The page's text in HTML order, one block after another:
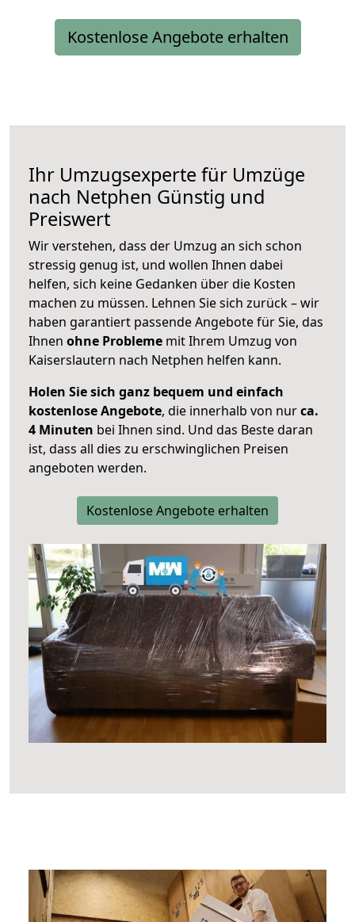
Kostenlose Angebote erhalten
Ihr Umzugsexperte für Umzüge
nach Netphen Günstig und
Preiswert
Wir verstehen, dass der Umzug an sich schon
stressig genug ist, und wollen Ihnen dabei
helfen, sich keine Gedanken über die Kosten
machen zu müssen. Lehnen Sie sich zurück – wir
haben garantiert passende Angebote für Sie, das
Ihnen ohne Probleme mit Ihrem Umzug von
Kaiserslautern nach Netphen helfen kann.
Holen Sie sich ganz bequem und einfach
kostenlose Angebote, die innerhalb von nurca.
4 Minuten bei Ihnen sind. Und das Beste daran
ist, dass all dies zu erschwinglichen Preisen
angeboten werden.
Kostenlose Angebote erhalten